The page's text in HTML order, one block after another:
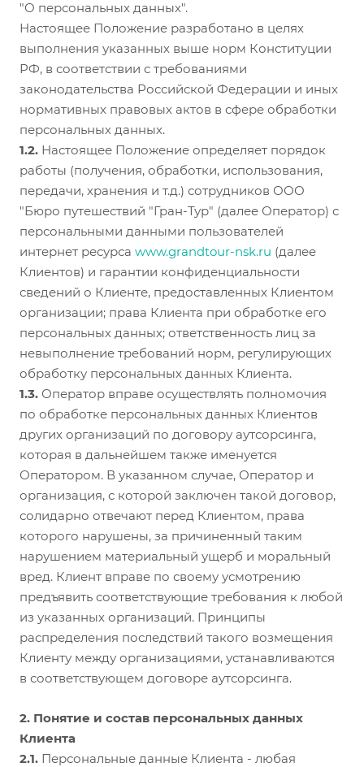
"О персональных данных".
Настоящее Положение разработано в целях
выполнения указанных выше норм Конституции
РФ, в соответствии с требованиями
законодательства Российской Федерации и иных
нормативных правовых актов в сфере обработки
персональных данных.
1.2. Настоящее Положение определяет порядок
работы (получения, обработки, использования,
передачи, хранения и т.д.) сотрудников ООО
"Бюро путешествий "Гран-Тур" (далее Оператор) с
персональными данными пользователей
интернет ресурса www.grandtour-nsk.ru (далее
Клиентов) и гарантии конфиденциальности
сведений о Клиенте, предоставленных Клиентом
организации; права Клиента при обработке его
персональных данных; ответственность лиц за
невыполнение требований норм, регулирующих
обработку персональных данных Клиента.
1.3. Оператор вправе осуществлять полномочия
по обработке персональных данных Клиентов
других организаций по договору аутсорсинга,
которая в дальнейшем также именуется
Оператором. В указанном случае, Оператор и
организация, с которой заключен такой договор,
солидарно отвечают перед Клиентом, права
которого нарушены, за причиненный таким
нарушением материальный ущерб и моральный
вред. Клиент вправе по своему усмотрению
предъявить соответствующие требования к любой
из указанных организаций. Принципы
распределения последствий такого возмещения
Клиенту между организациями, устанавливаются
в соответствующем договоре аутсорсинга.
2. Понятие и состав персональных данных
Клиента
2.1. Персональные данные Клиента - любая